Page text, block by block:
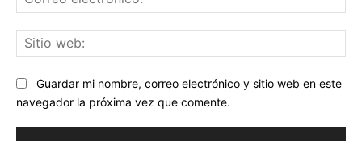
Guardar mi nombre, correo electrónico y sitio web en este
navegador la próxima vez que comente.